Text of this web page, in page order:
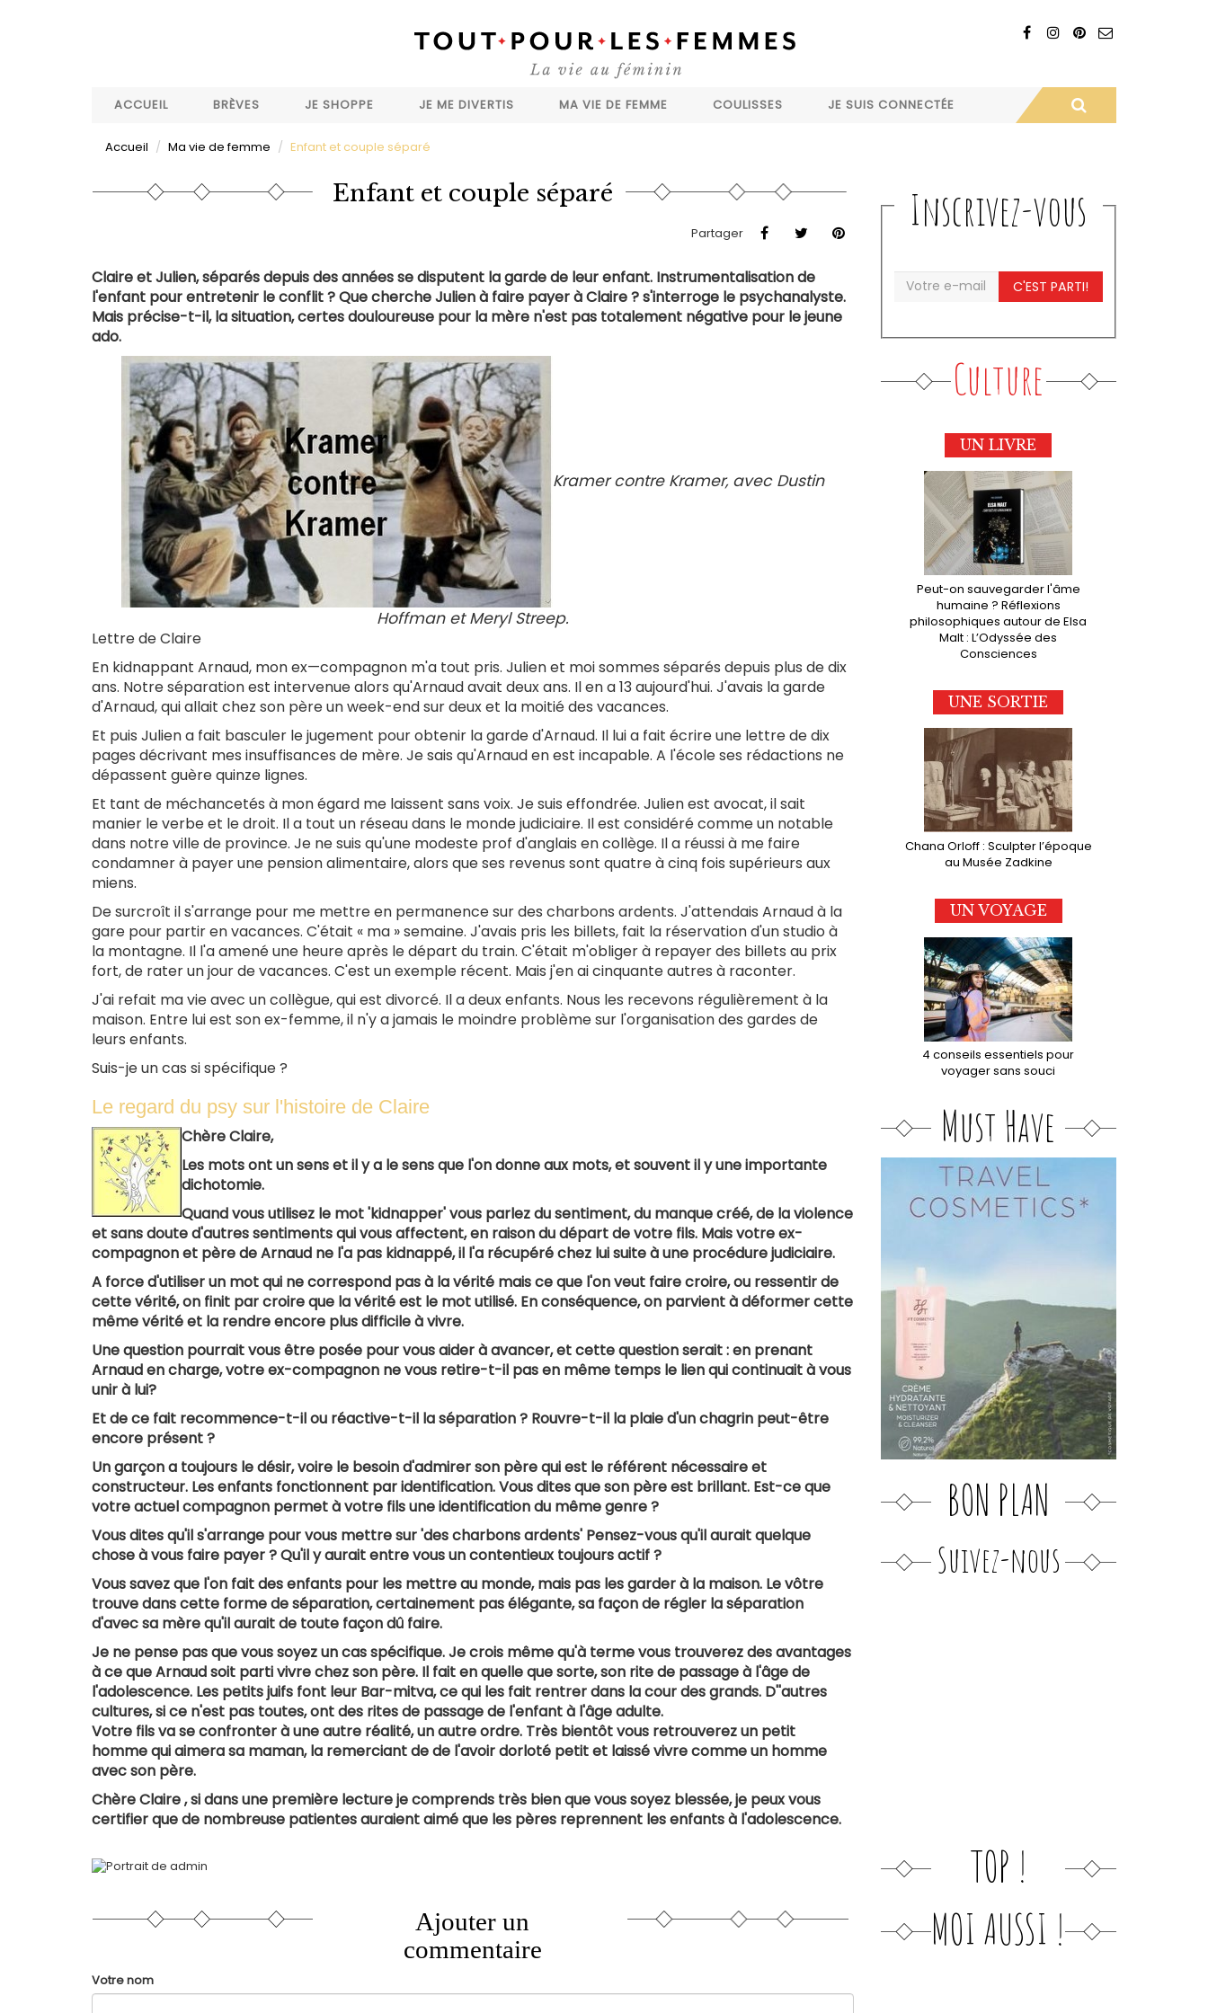
ACCUEIL
BRÈVES JE SHOPPE JE ME DIVERTIS MA VIE DE FEMME COULISSES JE SUIS CONNECTÉE
Accueil Ma vie de femme Enfant et couple séparé
Enfant et couple séparé
Partager
Claire et Julien, séparés depuis des années se disputent la garde de leur enfant. Instrumentalisation de
l'enfant pour entretenir le conflit ? Que cherche Julien à faire payer à Claire ? s'interroge le psychanalyste.
Mais précise-t-il, la situation, certes douloureuse pour la mère n'est pas totalement négative pour le jeune
ado.
Kramer contre Kramer, avec Dustin
Hoffman et Meryl Streep.
Lettre de Claire
En kidnappant Arnaud, mon ex—compagnon m'a tout pris. Julien et moi sommes séparés depuis plus de dix
ans. Notre séparation est intervenue alors qu'Arnaud avait deux ans. Il en a 13 aujourd'hui. J'avais la garde
d'Arnaud, qui allait chez son père un week-end sur deux et la moitié des vacances.
Et puis Julien a fait basculer le jugement pour obtenir la garde d'Arnaud. Il lui a fait écrire une lettre de dix
pages décrivant mes insuffisances de mère. Je sais qu'Arnaud en est incapable. A l'école ses rédactions ne
dépassent guère quinze lignes.
Et tant de méchancetés à mon égard me laissent sans voix. Je suis effondrée. Julien est avocat, il sait
manier le verbe et le droit. Il a tout un réseau dans le monde judiciaire. Il est considéré comme un notable
dans notre ville de province. Je ne suis qu'une modeste prof d'anglais en collège. Il a réussi à me faire
condamner à payer une pension alimentaire, alors que ses revenus sont quatre à cinq fois supérieurs aux
miens.
De surcroît il s'arrange pour me mettre en permanence sur des charbons ardents. J'attendais Arnaud à la
gare pour partir en vacances. C'était « ma » semaine. J'avais pris les billets, fait la réservation d'un studio à
la montagne. Il l'a amené une heure après le départ du train. C'était m'obliger à repayer des billets au prix
fort, de rater un jour de vacances. C'est un exemple récent. Mais j'en ai cinquante autres à raconter.
J'ai refait ma vie avec un collègue, qui est divorcé. Il a deux enfants. Nous les recevons régulièrement à la
maison. Entre lui est son ex-femme, il n'y a jamais le moindre problème sur l'organisation des gardes de
leurs enfants.
Suis-je un cas si spécifique ?
Le regard du psy sur l'histoire de Claire
Chère Claire,
Les mots ont un sens et il y a le sens que l'on donne aux mots, et souvent il y une importante
dichotomie.
Quand vous utilisez le mot 'kidnapper' vous parlez du sentiment, du manque créé, de la violence
et sans doute d'autres sentiments qui vous affectent, en raison du départ de votre fils. Mais votre ex-
compagnon et père de Arnaud ne l'a pas kidnappé, il l'a récupéré chez lui suite à une procédure judiciaire.
A force d'utiliser un mot qui ne correspond pas à la vérité mais ce que l'on veut faire croire, ou ressentir de
cette vérité, on finit par croire que la vérité est le mot utilisé. En conséquence, on parvient à déformer cette
même vérité et la rendre encore plus difficile à vivre.
Une question pourrait vous être posée pour vous aider à avancer, et cette question serait : en prenant
Arnaud en charge, votre ex-compagnon ne vous retire-t-il pas en même temps le lien qui continuait à vous
unir à lui?
Et de ce fait recommence-t-il ou réactive-t-il la séparation ? Rouvre-t-il la plaie d'un chagrin peut-être
encore présent ?
Un garçon a toujours le désir, voire le besoin d'admirer son père qui est le référent nécessaire et
constructeur. Les enfants fonctionnent par identification. Vous dites que son père est brillant. Est-ce que
votre actuel compagnon permet à votre fils une identification du même genre ?
Vous dites qu'il s'arrange pour vous mettre sur 'des charbons ardents' Pensez-vous qu'il aurait quelque
chose à vous faire payer ? Qu'il y aurait entre vous un contentieux toujours actif ?
Vous savez que l'on fait des enfants pour les mettre au monde, mais pas les garder à la maison. Le vôtre
trouve dans cette forme de séparation, certainement pas élégante, sa façon de régler la séparation
d'avec sa mère qu'il aurait de toute façon dû faire.
Je ne pense pas que vous soyez un cas spécifique. Je crois même qu'à terme vous trouverez des avantages
à ce que Arnaud soit parti vivre chez son père. Il fait en quelle que sorte, son rite de passage à l'âge de
l'adolescence. Les petits juifs font leur Bar-mitva, ce qui les fait rentrer dans la cour des grands. D''autres
cultures, si ce n'est pas toutes, ont des rites de passage de l'enfant à l'âge adulte.
Votre fils va se confronter à une autre réalité, un autre ordre. Très bientôt vous retrouverez un petit
homme qui aimera sa maman, la remerciant de de l'avoir dorloté petit et laissé vivre comme un homme
avec son père.
Chère Claire , si dans une première lecture je comprends très bien que vous soyez blessée, je peux vous
certifier que de nombreuse patientes auraient aimé que les pères reprennent les enfants à l'adolescence.
Ajouter un
commentaire
Votre nom
Inscrivez-vous
C'EST PARTI!
Culture
UN LIVRE
Peut-on sauvegarder l'âme
humaine ? Réflexions
philosophiques autour de Elsa
Malt : L’Odyssée des
Consciences
UNE SORTIE
Chana Orloff : Sculpter l’époque
au Musée Zadkine
UN VOYAGE
4 conseils essentiels pour
voyager sans souci
Must Have
BON PLAN
Suivez-nous
TOP !
MOI AUSSI !